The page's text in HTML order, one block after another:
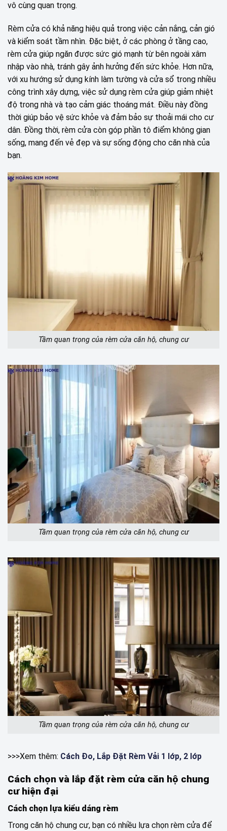
vô cùng quan trọng.
Rèm cửa có khả năng hiệu quả trong việc cản nắng, cản gió
và kiểm soát tầm nhìn. Đặc biệt, ở các phòng ở tầng cao,
rèm cửa giúp ngăn được sức gió mạnh từ bên ngoài xâm
nhập vào nhà, tránh gây ảnh hưởng đến sức khỏe. Hơn nữa,
với xu hướng sử dụng kính làm tường và cửa sổ trong nhiều
công trình xây dựng, việc sử dụng rèm cửa giúp giảm nhiệt
độ trong nhà và tạo cảm giác thoáng mát. Điều này đồng
thời giúp bảo vệ sức khỏe và đảm bảo sự thoải mái cho cư
dân. Đồng thời, rèm cửa còn góp phần tô điểm không gian
sống, mang đến vẻ đẹp và sự sống động cho căn nhà của
bạn.
Tầm quan trọng của rèm cửa căn hộ, chung cư
Tầm quan trọng của rèm cửa căn hộ, chung cư
Tầm quan trọng của rèm cửa căn hộ, chung cư
>>>Xem thêm: Cách Đo, Lắp Đặt Rèm Vải 1 lớp, 2 lớp
Cách chọn và lắp đặt rèm cửa căn hộ chung
cư hiện đại
Cách chọn lựa kiểu dáng rèm
Trong căn hộ chung cư, bạn có nhiều lựa chọn rèm cửa để